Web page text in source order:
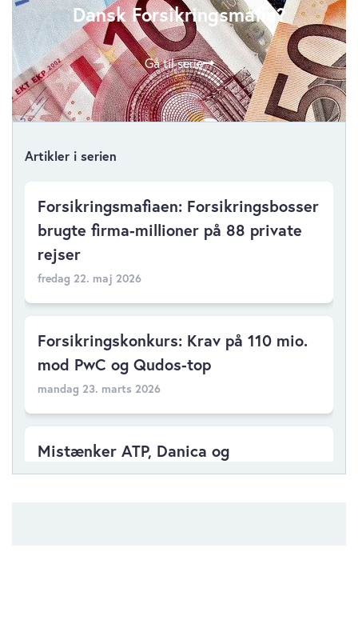
Dansk Forsikringsmafia?
Gå til serie
Artikler i serien
Forsikringsmafiaen: Forsikringsbosser
brugte firma-millioner på 88 private
rejser
fredag 22. maj 2026
Forsikringskonkurs: Krav på 110 mio.
mod PwC og Qudos-top
mandag 23. marts 2026
Mistænker ATP, Danica og
PensionDanmark for mio-snyd mod